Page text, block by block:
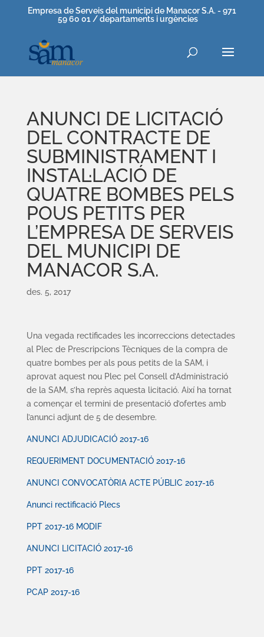
Empresa de Serveis del municipi de Manacor S.A. - 971
59 60 01 / departaments i urgències
ANUNCI DE LICITACIÓ
DEL CONTRACTE DE
SUBMINISTRAMENT I
INSTAL·LACIÓ DE
QUATRE BOMBES PELS
POUS PETITS PER
L’EMPRESA DE SERVEIS
DEL MUNICIPI DE
MANACOR S.A.
des. 5, 2017
Una vegada rectificades les incorreccions detectades
al Plec de Prescripcions Tècniques de la compra de
quatre bombes per als pous petits de la SAM, i
aprovat aquest nou Plec pel Consell d’Administració
de la SAM, s’ha reprès aquesta licitació. Així ha tornat
a començar el termini de presentació d’ofertes amb
l’anunci adjunt de 5 de desembre.
ANUNCI ADJUDICACIÓ 2017-16
REQUERIMENT DOCUMENTACIÓ 2017-16
ANUNCI CONVOCATÒRIA ACTE PÚBLIC 2017-16
Anunci rectificació Plecs
PPT 2017-16 MODIF
ANUNCI LICITACIÓ 2017-16
PPT 2017-16
PCAP 2017-16